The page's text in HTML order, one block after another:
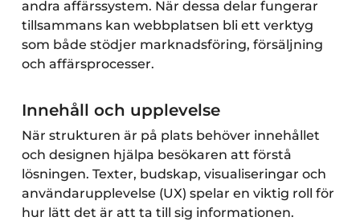
andra affärssystem. När dessa delar fungerar
tillsammans kan webbplatsen bli ett verktyg
som både stödjer marknadsföring, försäljning
och affärsprocesser.
Innehåll och upplevelse
När strukturen är på plats behöver innehållet
och designen hjälpa besökaren att förstå
lösningen. Texter, budskap, visualiseringar och
användarupplevelse (UX) spelar en viktig roll för
hur lätt det är att ta till sig informationen.